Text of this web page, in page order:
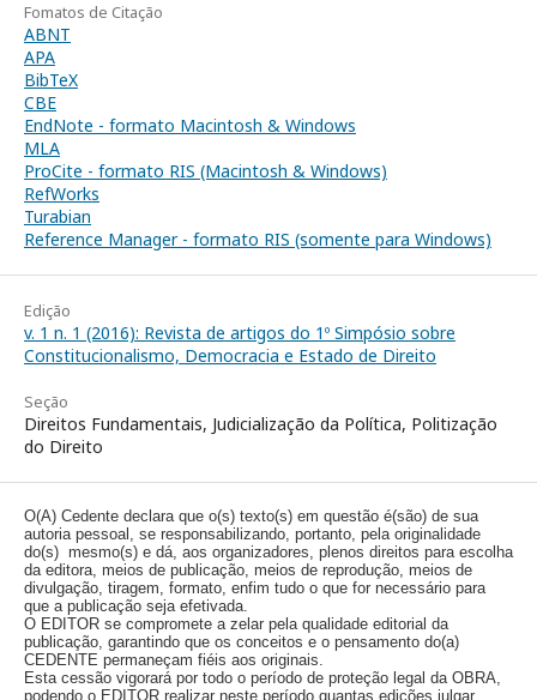
Fomatos de Citação
ABNT
APA
BibTeX
CBE
EndNote - formato Macintosh & Windows
MLA
ProCite - formato RIS (Macintosh & Windows)
RefWorks
Turabian
Reference Manager - formato RIS (somente para Windows)
Edição
v. 1 n. 1 (2016): Revista de artigos do 1º Simpósio sobre
Constitucionalismo, Democracia e Estado de Direito
Seção
Direitos Fundamentais, Judicialização da Política, Politização
do Direito
O(A) Cedente declara que o(s) texto(s) em questão é(são) de sua
autoria pessoal, se responsabilizando, portanto, pela originalidade
do(s) mesmo(s) e dá, aos organizadores, plenos direitos para escolha
da editora, meios de publicação, meios de reprodução, meios de
divulgação, tiragem, formato, enfim tudo o que for necessário para
que a publicação seja efetivada.
O EDITOR se compromete a zelar pela qualidade editorial da
publicação, garantindo que os conceitos e o pensamento do(a)
CEDENTE permaneçam fiéis aos originais.
Esta cessão vigorará por todo o período de proteção legal da OBRA,
podendo o EDITOR realizar neste período quantas edições julgar